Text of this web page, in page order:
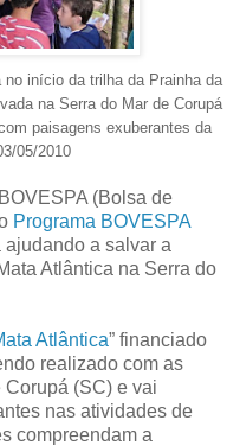
início da trilha da Prainha da
na Serra do Mar de Corupá
paisagens exuberantes da
05/2010
(Bolsa de
Programa BOVESPA
ajudando a salvar a
Atlântica na Serra do
Atlântica” financiado
realizado com as
(SC) e vai
nas atividades de
compreendam a